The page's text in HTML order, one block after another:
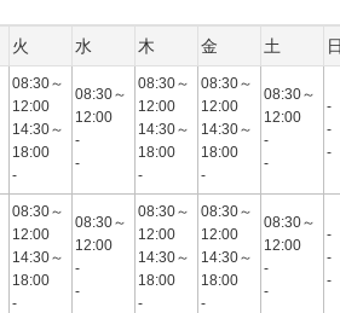
火 水 木 金 土
08:30～
12:00
14:30～
18:00
-
08:30～
12:00
-
-
08:30～
12:00
14:30～
18:00
-
08:30～
12:00
14:30～
18:00
-
08:30～
12:00
-
-
-
-
-
08:30～
12:00
14:30～
18:00
-
08:30～
12:00
-
-
08:30～
12:00
14:30～
18:00
-
08:30～
12:00
14:30～
18:00
-
08:30～
12:00
-
-
-
-
-